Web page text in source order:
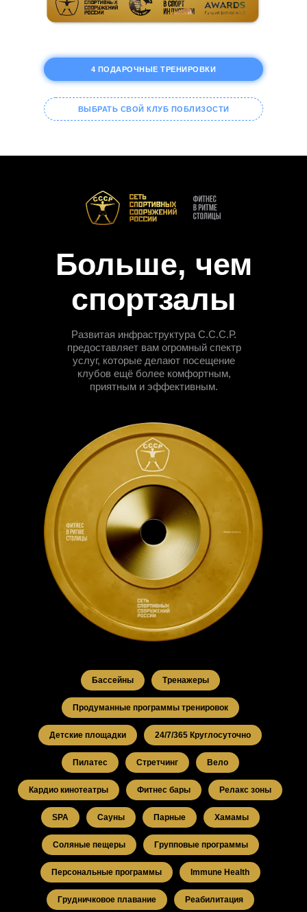
4 ПОДАРОЧНЫЕ ТРЕНИРОВКИ
ВЫБРАТЬ СВОЙ КЛУБ ПОБЛИЗОСТИ
Больше, чем
спортзалы
Развитая инфраструктура С.С.С.Р.
предоставляет вам огромный спектр
услуг, которые делают посещение
клубов ещё более комфортным,
приятным и эффективным.
Бассейны Тренажеры
Продуманные программы тренировок
Детские площадки 24/7/365 Круглосуточно
Пилатес Стретчинг Вело
Кардио кинотеатры Фитнес бары Релакс зоны
SPA Сауны Парные Хамамы
Соляные пещеры Групповые программы
Персональные программы Immune Health
Грудничковое плавание Реабилитация